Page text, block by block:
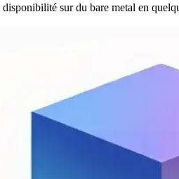
sur du bare metal en